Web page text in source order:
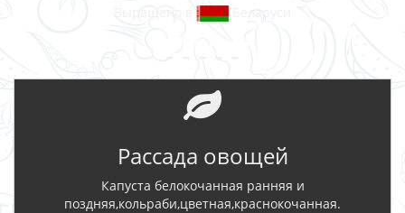
Рассада овощей
Капуста белокочанная ранняя и
поздняя,кольраби,цветная,краснокочанная.